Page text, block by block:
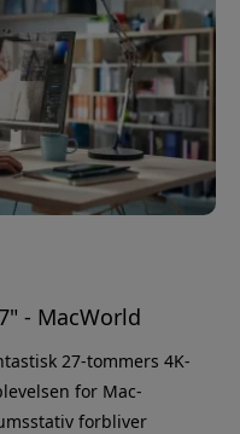
med
- MacWorld
27-tommers 4K-
for Mac-
forbliver